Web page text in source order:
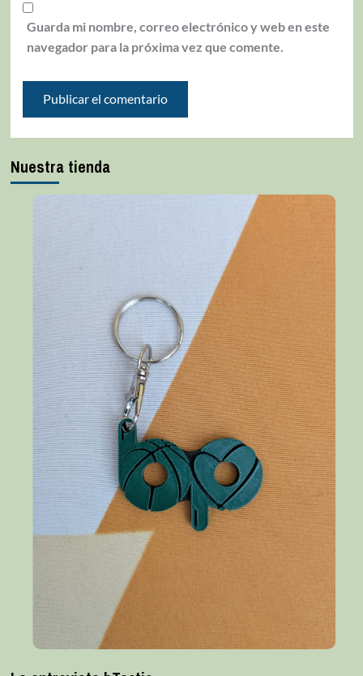
Guarda mi nombre, correo electrónico y web en este
navegador para la próxima vez que comente.
Nuestra tienda